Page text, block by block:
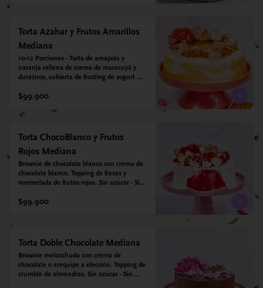
vegetal *contiene un derivado de proteína
láctea conocido como caseína. Topping:
Fresas y Arándanos.
Torta Azahar y Frutos Amarillos
Mediana
10-12 Porciones - Torta de amapola y
naranja rellena de crema de maracuyá y
duraznos, cubierta de frosting de yogurt
leyenda para mamá. Sin azúcar - Sin gluten
$99.900
Torta ChocoBlanco y Frutos
Rojos Mediana
Brownie de chocolate blanco con crema de
chocolate blanco. Topping de fresas y
mermelada de frutos rojos. Sin azúcar - Sin
$99.900
Torta Doble Chocolate Mediana
Brownie melcochudo con crema de
chocolate o arequipe a elección. Topping de
crumble de almendras. Sin azúcar - Sin